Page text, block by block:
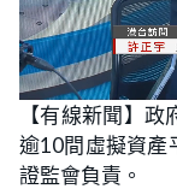
U
n
m
t
e
【有線新聞】
逾10間虛擬資產
證監會負責。